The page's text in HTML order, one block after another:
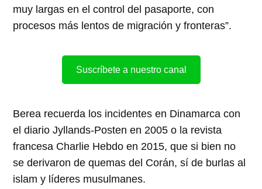
muy largas en el control del pasaporte, con
procesos más lentos de migración y fronteras”.
Suscríbete a nuestro canal
Berea recuerda los incidentes en Dinamarca con
el diario Jyllands-Posten en 2005 o la revista
francesa Charlie Hebdo en 2015, que si bien no
se derivaron de quemas del Corán, sí de burlas al
islam y líderes musulmanes.